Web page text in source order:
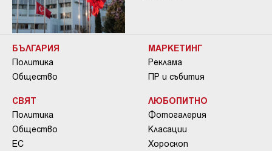
БЪЛГАРИЯ
Политика
Общество
СВЯТ
Политика
Общество
ЕС
МАРКЕТИНГ
Реклама
ПР и събития
ЛЮБОПИТНО
Фотогалерия
Класации
Хороскоп